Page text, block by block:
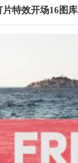
片特效开场16图